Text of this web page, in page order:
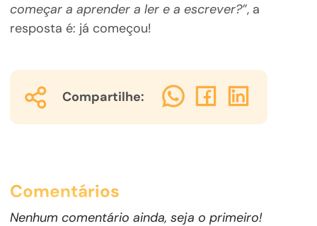
começar a aprender a ler e a escrever?”, a
resposta é: já começou!
Compartilhe:
Comentários
Nenhum comentário ainda, seja o primeiro!